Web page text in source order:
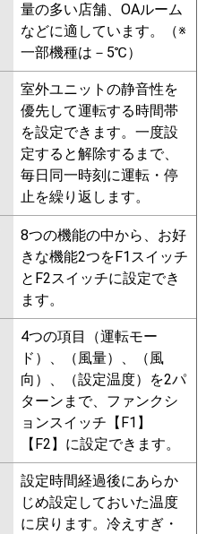
量の多い店舗、OAルーム
などに適しています。（※
一部機種は－5℃）
室外ユニットの静音性を
優先して運転する時間帯
を設定できます。一度設
定すると解除するまで、
毎日同一時刻に運転・停
止を繰り返します。
8つの機能の中から、お好
きな機能2つをF1スイッチ
とF2スイッチに設定でき
ます。
4つの項目（運転モー
ド）、（風量）、（風
向）、（設定温度）を2パ
ターンまで、ファンクシ
ョンスイッチ【F1】
【F2】に設定できます。
設定時間経過後にあらか
じめ設定しておいた温度
に戻ります。冷えすぎ・